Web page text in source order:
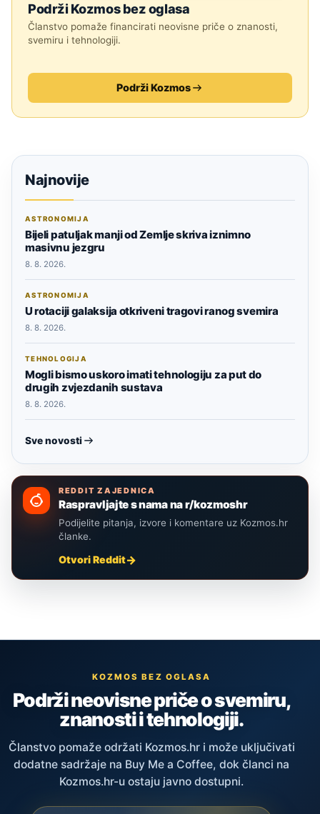
Podrži Kozmos bez oglasa
Članstvo pomaže financirati neovisne priče o znanosti,
svemiru i tehnologiji.
Podrži Kozmos
Najnovije
ASTRONOMIJA
Bijeli patuljak manji od Zemlje skriva iznimno
masivnu jezgru
8. 8. 2026.
ASTRONOMIJA
U rotaciji galaksija otkriveni tragovi ranog svemira
8. 8. 2026.
TEHNOLOGIJA
Mogli bismo uskoro imati tehnologiju za put do
drugih zvjezdanih sustava
8. 8. 2026.
Sve novosti
REDDIT ZAJEDNICA
Raspravljajte s nama na r/kozmoshr
Podijelite pitanja, izvore i komentare uz Kozmos.hr
članke.
Otvori Reddit
KOZMOS BEZ OGLASA
Podrži neovisne priče o svemiru,
znanosti i tehnologiji.
Članstvo pomaže održati Kozmos.hr i može uključivati
dodatne sadržaje na Buy Me a Coffee, dok članci na
Kozmos.hr-u ostaju javno dostupni.